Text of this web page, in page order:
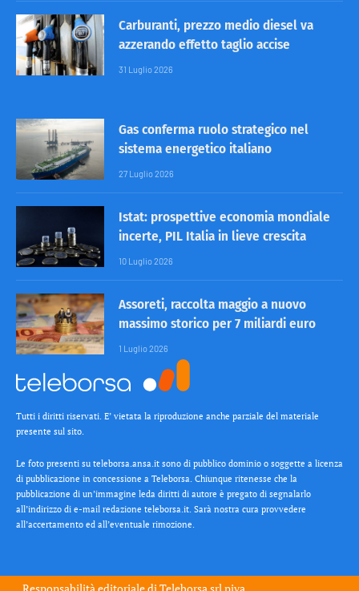
Carburanti, prezzo medio diesel va
azzerando effetto taglio accise
31 Luglio 2026
Gas conferma ruolo strategico nel
sistema energetico italiano
27 Luglio 2026
Istat: prospettive economia mondiale
incerte, PIL Italia in lieve crescita
10 Luglio 2026
Assoreti, raccolta maggio a nuovo
massimo storico per 7 miliardi euro
1 Luglio 2026
Tutti i diritti riservati. E’ vietata la riproduzione anche parziale del materiale
presente sul sito.
Le foto presenti su teleborsa.ansa.it sono di pubblico dominio o soggette a licenza
di pubblicazione in concessione a Teleborsa. Chiunque ritenesse che la
pubblicazione di un’immagine leda diritti di autore è pregato di segnalarlo
all’indirizzo di e-mail redazione teleborsa.it. Sarà nostra cura provvedere
all’accertamento ed all’eventuale rimozione.